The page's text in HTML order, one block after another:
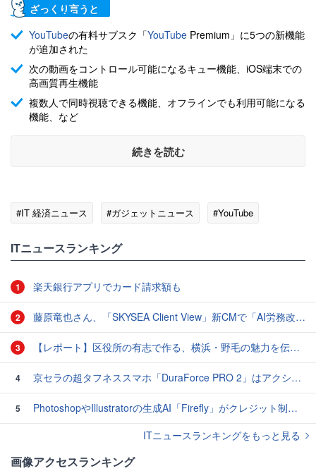
ざっくり言うと
YouTubeの有料サブスク「YouTube Premium」に5つの新機能
が追加された
次の動画をコントロール可能になるキュー機能、iOS端末での
高画質再生機能
複数人で同時視聴できる機能、オフラインでも利用可能になる
機能、など
続きを読む
#IT 経済ニュース #ガジェットニュース #YouTube
ITニュースランキング
1 楽天銀行アプリでカード請求額も
2 藤原竜也さん、「SKYSEA Client View」新CMで「AI労務改善」をアピール 働き方をAIが分析したら「すぐに休んで」と言われる？
3 【レポート】区役所の有志で作る、横浜・野毛の魅力を伝えるCM
4 京セラの超タフネススマホ「DuraForce PRO 2」はアクションカムとしても優秀
5
PhotoshopやIllustratorの生成AI「Firefly」がクレジット制を導入し有料プランでも画像生成枚数が制限されるように
ITニュースランキングをもっと見る
画像アクセスランキング